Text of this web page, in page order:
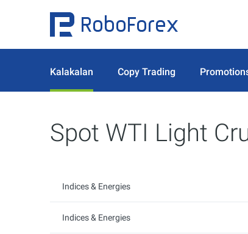
Kalakalan Copy Trading
Spot WTI Light
Indices & Energies
Indices & Energies